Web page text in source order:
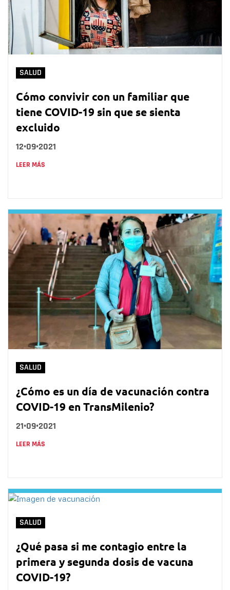
SALUD
Cómo convivir con un familiar que
tiene COVID-19 sin que se sienta
excluido
12•09•2021
LEER MÁS
SALUD
¿Cómo es un día de vacunación contra
COVID-19 en TransMilenio?
21•09•2021
LEER MÁS
SALUD
¿Qué pasa si me contagio entre la
primera y segunda dosis de vacuna
COVID-19?